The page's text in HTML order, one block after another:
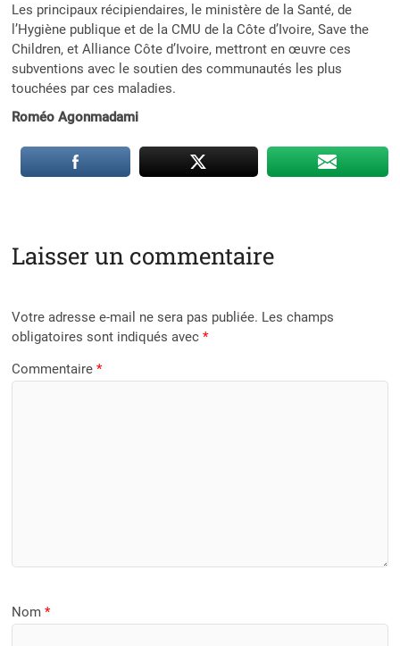
Les principaux récipiendaires, le ministère de la Santé, de
l’Hygiène publique et de la CMU de la Côte d’Ivoire, Save the
Children, et Alliance Côte d’Ivoire, mettront en œuvre ces
subventions avec le soutien des communautés les plus
touchées par ces maladies.
Roméo Agonmadami
Laisser un commentaire
Votre adresse e-mail ne sera pas publiée. Les champs
obligatoires sont indiqués avec*
Commentaire*
Nom*